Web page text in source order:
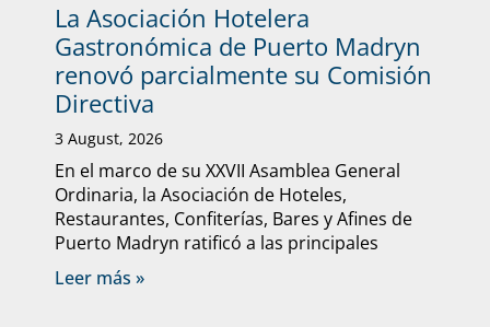
La Asociación Hotelera
Gastronómica de Puerto Madryn
renovó parcialmente su Comisión
Directiva
3 August, 2026
En el marco de su XXVII Asamblea General
Ordinaria, la Asociación de Hoteles,
Restaurantes, Confiterías, Bares y Afines de
Puerto Madryn ratificó a las principales
Leer más »